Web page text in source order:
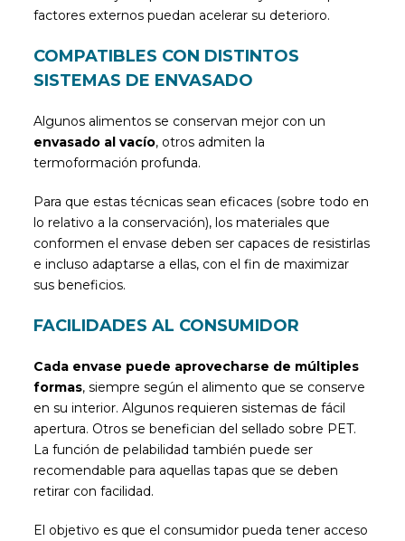
factores externos puedan acelerar su deterioro.
COMPATIBLES CON DISTINTOS
SISTEMAS DE ENVASADO
Algunos alimentos se conservan mejor con un
envasado al vacío, otros admiten la
termoformación profunda.
Para que estas técnicas sean eficaces (sobre todo en
lo relativo a la conservación), los materiales que
conformen el envase deben ser capaces de resistirlas
e incluso adaptarse a ellas, con el fin de maximizar
sus beneficios.
FACILIDADES AL CONSUMIDOR
Cada envase puede aprovecharse de múltiples
formas, siempre según el alimento que se conserve
en su interior. Algunos requieren sistemas de fácil
apertura. Otros se benefician del sellado sobre PET.
La función de pelabilidad también puede ser
recomendable para aquellas tapas que se deben
retirar con facilidad.
El objetivo es que el consumidor pueda tener acceso